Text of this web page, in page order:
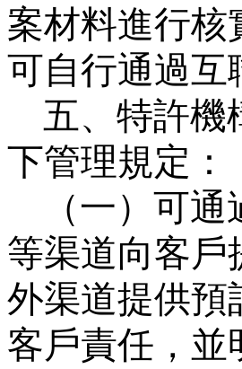
案材料進行核
可自行通過互
五、特許機
下管理規定：
（一）可
等渠道向客戶
外渠道提供預
客戶責任，並